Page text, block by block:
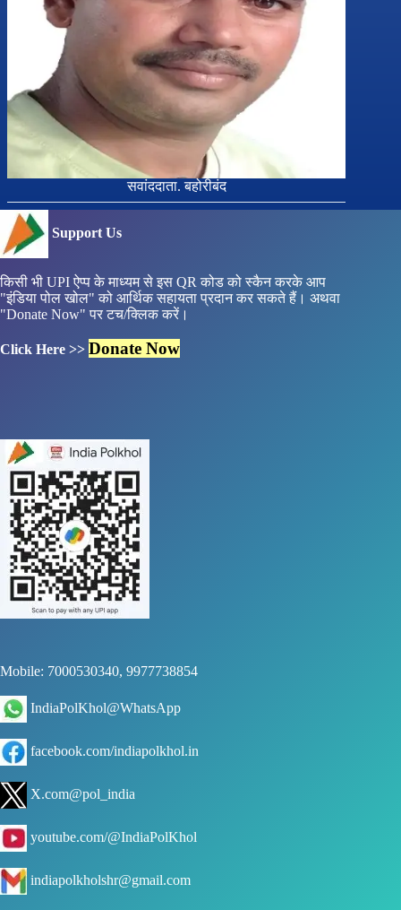
सवांददाता. बहोरीबंद
Support Us
किसी भी UPI ऐप्प के माध्यम से इस QR कोड को स्कैन करके आप
"इंडिया पोल खोल" को आर्थिक सहायता प्रदान कर सकते हैं। अथवा
"Donate Now" पर टच/क्लिक करें।
Click Here >> Donate Now
Mobile: 7000530340, 9977738854
IndiaPolKhol@WhatsApp
facebook.com/indiapolkhol.in
X.com@pol_india
youtube.com/@IndiaPolKhol
indiapolkholshr@gmail.com